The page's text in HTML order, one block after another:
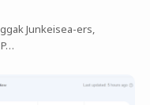
Junkeisea-ers,